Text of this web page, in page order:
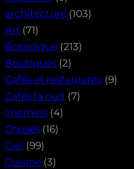
architecture (103)
Art (71)
Botanique (213)
Boutiques (2)
Cafés et restaurants (9)
Cafés la nuit (7)
chemins (4)
Choses (16)
Ciel (99)
Cuisine (3)